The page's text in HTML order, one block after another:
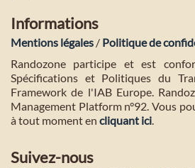
Informations
Mentions légales / Politique de
Randozone participe et est
Spécifications et Politiques du
Framework de l'IAB Europe.
Management Platform n°92. Vous
à tout moment en cliquant ici.
Suivez-nous